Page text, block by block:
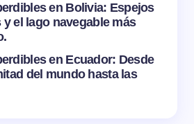
en Bolivia: Espejos
el lago navegable más
en Ecuador: Desde
del mundo hasta las